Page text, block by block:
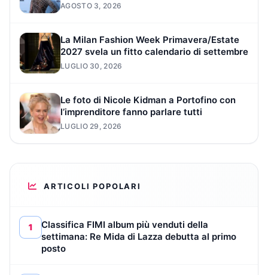
AGOSTO 3, 2026
La Milan Fashion Week Primavera/Estate
2027 svela un fitto calendario di settembre
LUGLIO 30, 2026
Le foto di Nicole Kidman a Portofino con
l’imprenditore fanno parlare tutti
LUGLIO 29, 2026
ARTICOLI POPOLARI
1
Classifica FIMI album più venduti della
settimana: Re Mida di Lazza debutta al primo
posto